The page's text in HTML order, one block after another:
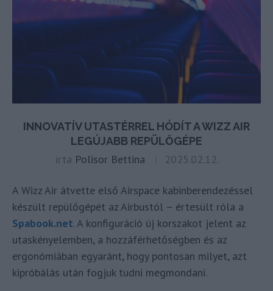
INNOVATÍV UTASTÉRREL HÓDÍT A WIZZ AIR
LEGÚJABB REPÜLŐGÉPE
írta Polisor Bettina 2025.02.12.
A Wizz Air átvette első Airspace kabinberendezéssel
készült repülőgépét az Airbustól – értesült róla a
Spabook.net. A konfiguráció új korszakot jelent az
utaskényelemben, a hozzáférhetőségben és az
ergonómiában egyaránt, hogy pontosan milyet, azt
kipróbálás után fogjuk tudni megmondani.